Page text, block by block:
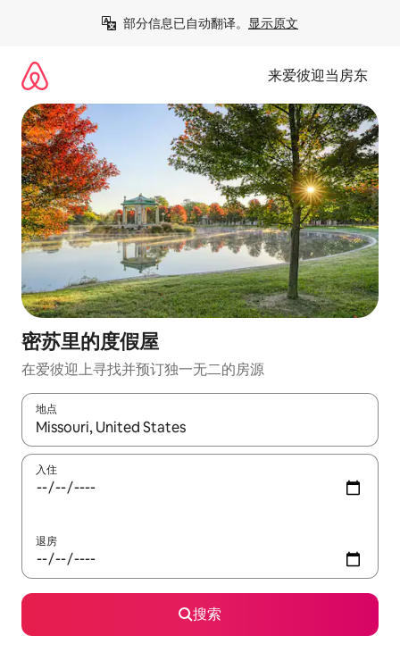
部分信息已自动翻译。 显示原文
来爱彼迎当房东
密苏里的度假屋
在爱彼迎上寻找并预订独一无二的房源
地点
如有搜索结果，请使用上下方向键查看，或通过点击或滑动手势
入住
退房
搜索